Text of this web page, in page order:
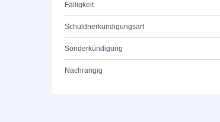
Fälligkeit
Schuldnerkündigungsart
Sonderkündigung
Nachrangig